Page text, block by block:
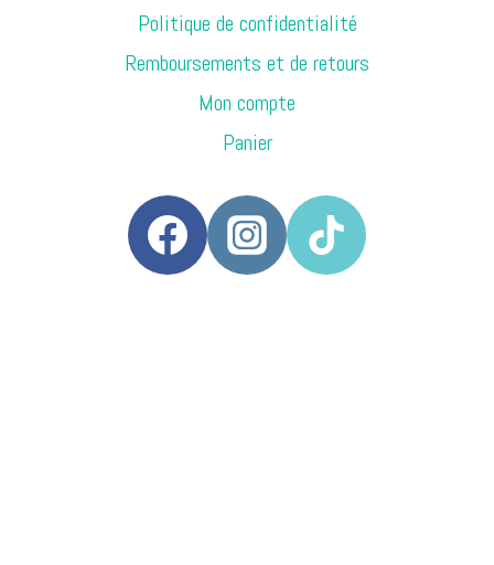
Politique de confidentialité
Remboursements et de retours
Mon compte
Panier